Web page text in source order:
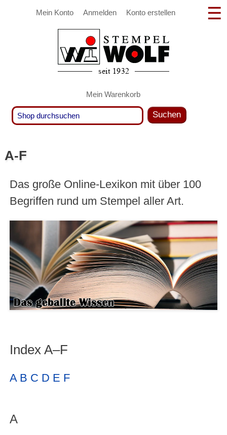
Mein Konto Anmelden Konto erstellen
Mein Warenkorb
Suchen
A-F
Das große Online-Lexikon mit über 100
Begriffen rund um Stempel aller Art.
Index A–F
A B C D E F
A